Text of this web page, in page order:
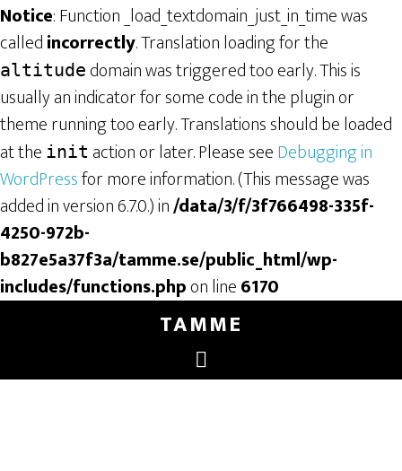
Notice: Function _load_textdomain_just_in_time was
calledincorrectly. Translation loading for the
altitude domain was triggered too early. This is
usually an indicator for some code in the plugin or
theme running too early. Translations should be loaded
at the init action or later. Please seeDebugging in
WordPressfor more information. (This message was
added in version 6.7.0.) in/data/3/f/3f766498-335f-
4250-972b-
b827e5a37f3a/tamme.se/public_html/wp-
includes/functions.phpon line6170
TAMME